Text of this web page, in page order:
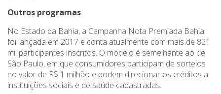
Outros programas
No Estado da Bahia, a Campanha Nota Premiada Bahia
foi lançada em 2017 e conta atualmente com mais de 821
mil participantes inscritos. O modelo é semelhante ao de
São Paulo, em que consumidores participam de sorteios
no valor de R$ 1 milhão e podem direcionar os créditos a
instituições sociais e de saúde cadastradas.